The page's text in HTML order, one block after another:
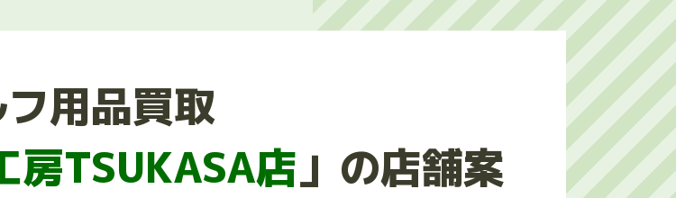
用品買取
房TSUKASA店」の店舗案